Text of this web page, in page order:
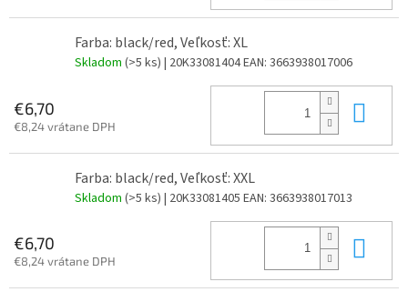
Farba: black/red, Veľkosť: XL
Skladom (>5 ks) | 20K33081404EAN: 3663938017006
€6,70
€8,24 vrátane DPH
Farba: black/red, Veľkosť: XXL
Skladom (>5 ks) | 20K33081405 EAN: 3663938017013
€6,70
€8,24 vrátane DPH